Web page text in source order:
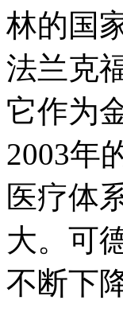
林的国
法兰克
它作为
2003年
医疗体
大。可
不断下